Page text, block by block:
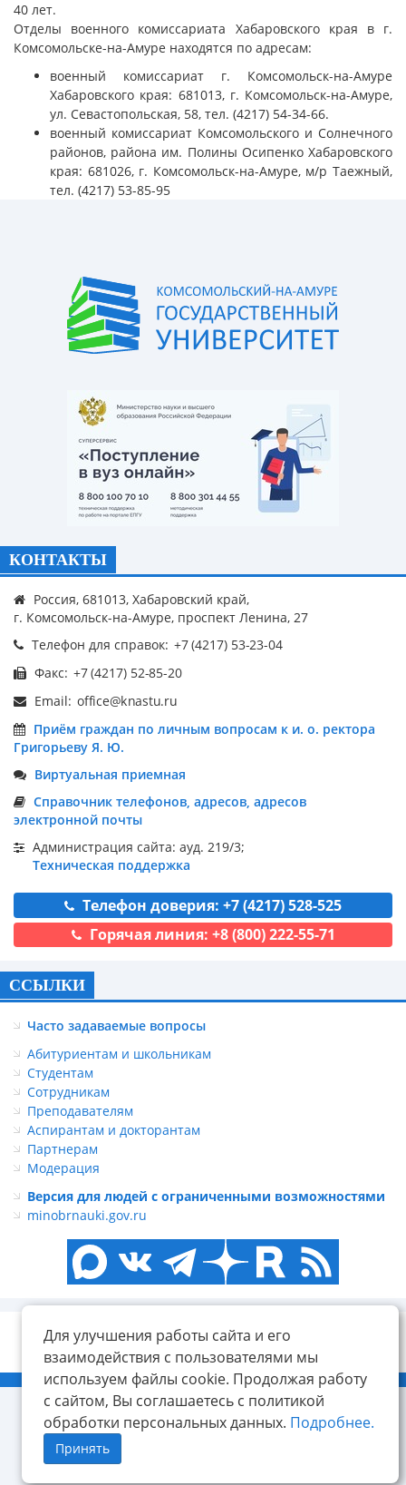
40 лет.
Отделы военного комиссариата Хабаровского края в г.
Комсомольске-на-Амуре находятся по адресам:
военный комиссариат г. Комсомольск-на-Амуре
Хабаровского края: 681013, г. Комсомольск-на-Амуре,
ул. Севастопольская, 58, тел. (4217) 54-34-66.
военный комиссариат Комсомольского и Солнечного
районов, района им. Полины Осипенко Хабаровского
края: 681026, г. Комсомольск-на-Амуре, м/р Таежный,
тел. (4217) 53-85-95
Для улучшения работы сайта и его
взаимодействия с пользователями мы
используем файлы cookie. Продолжая работу
с сайтом, Вы соглашаетесь с политикой
обработки персональных данных. Подробнее.
Принять
КОНТАКТЫ
Россия, 681013, Хабаровский край,
г. Комсомольск-на-Амуре, проспект Ленина, 27
Телефон для справок:
Факс:
Email:
Приём граждан по личным вопросам к и. о. ректора
Григорьеву Я. Ю.
Виртуальная приемная
Справочник телефонов, адресов, адресов
электронной почты
Администрация сайта: ауд. 219/3;
Техническая поддержка
Телефон доверия: +7 (4217) 528-525
Горячая линия: +8 (800) 222-55-71
ССЫЛКИ
Часто задаваемые вопросы
Абитуриентам и школьникам
Студентам
Сотрудникам
Преподавателям
Аспирантам и докторантам
Партнерам
Модерация
Версия для людей с ограниченными возможностями
minobrnauki.gov.ru
© ФГБОУ ВО «КнАГУ», 2014-2026